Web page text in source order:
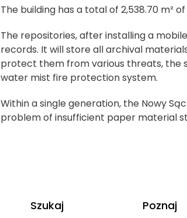
The building has a total of 2,538.70 m²
The repositories, after installing a
records. It will store all archival
protect them from various threats,
water mist fire protection system.
Within a single generation, the Nowy
problem of insufficient paper material
Szukaj Poznaj